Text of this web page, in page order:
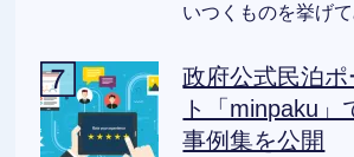
いつくものを挙げて
政府公式民泊ポ
ト「minpaku」
事例集を公開